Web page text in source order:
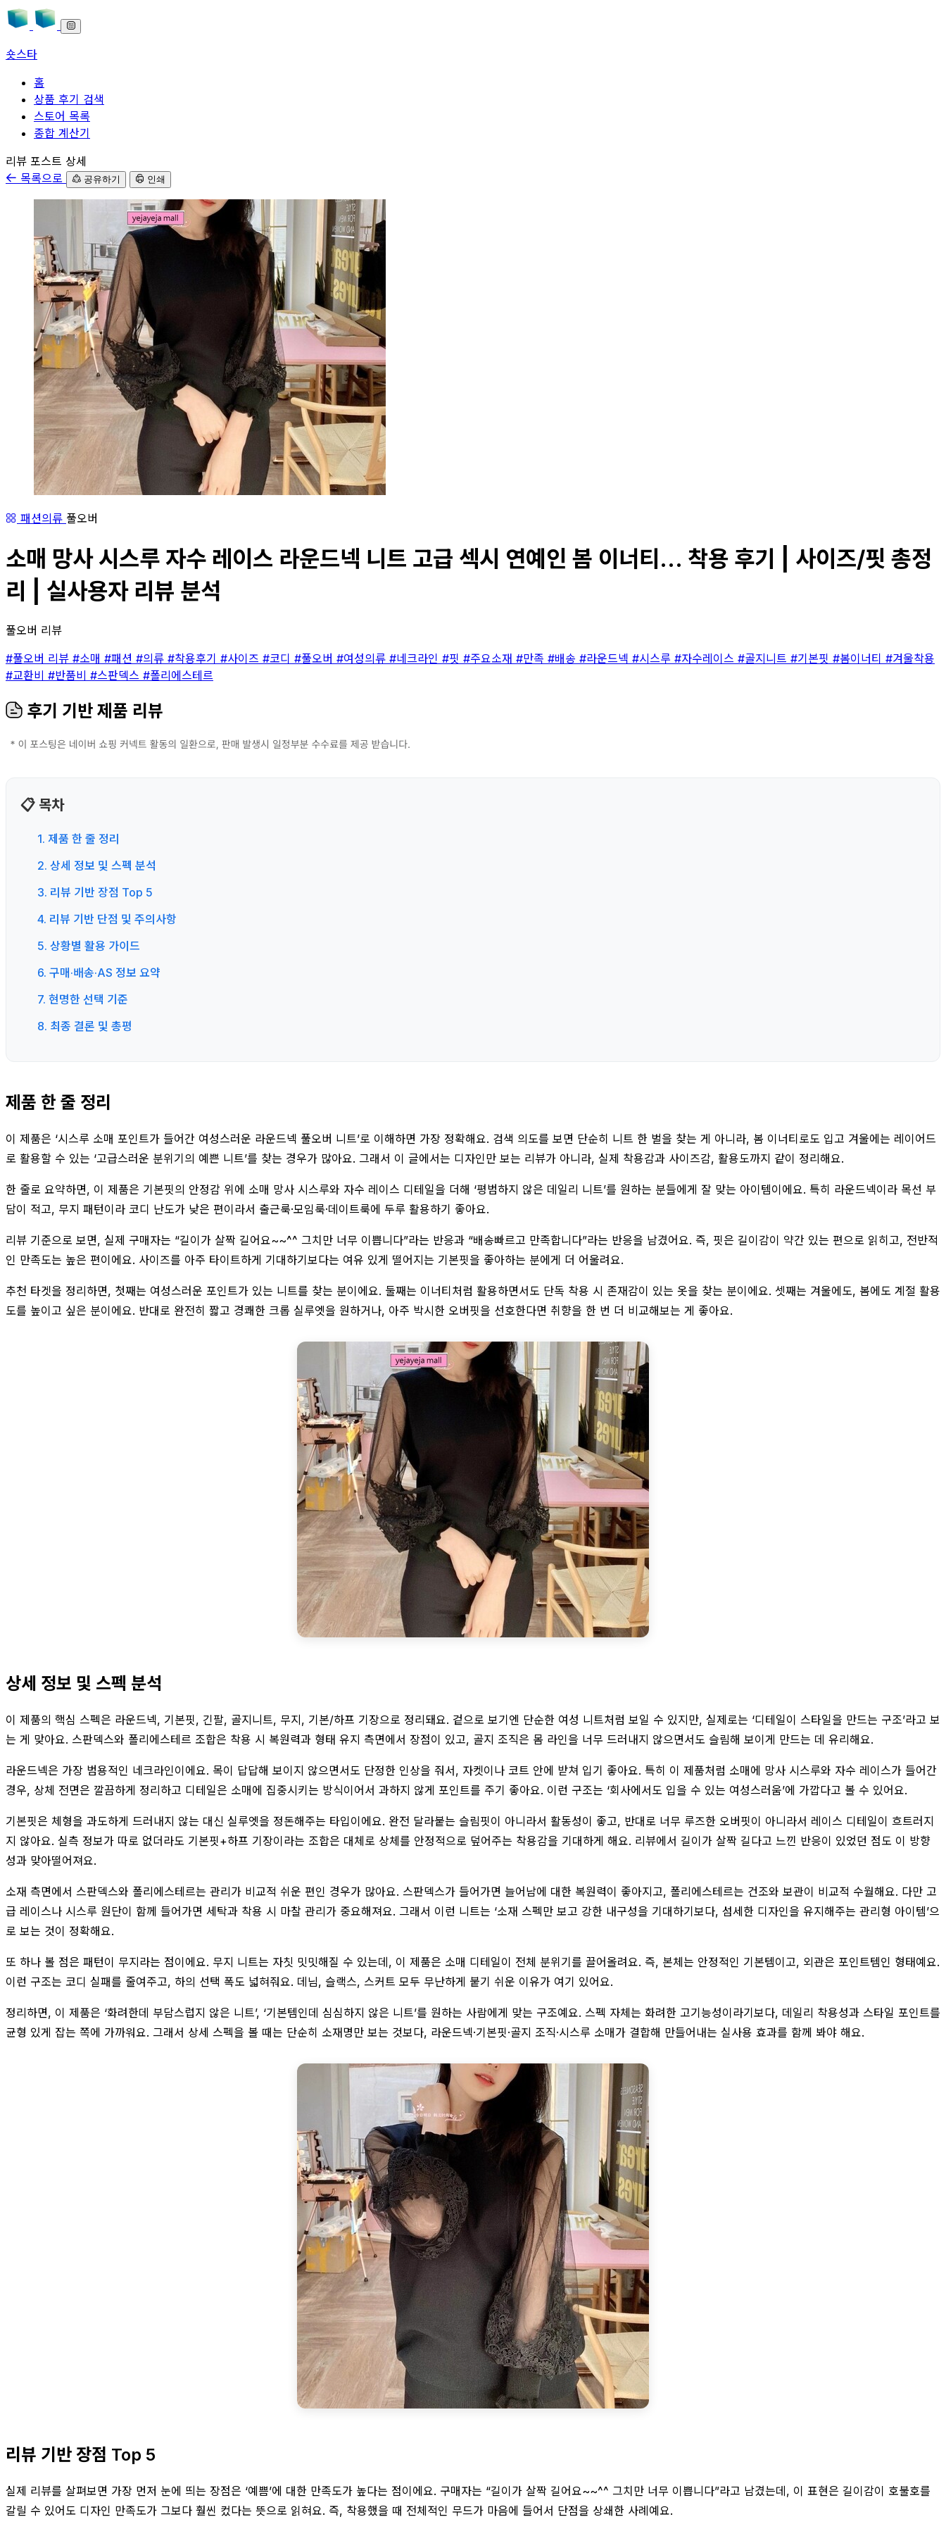
숏스타
홈
상품 후기 검색
스토어 목록
종합 계산기
본문으로 바로가기
리뷰 포스트 상세
목록으로
공유하기 인쇄
패션의류 풀오버
소매 망사 시스루 자수 레이스 라운드넥 니트 고급 섹시 연예인 봄 이너티... 착용 후기 | 사이즈/핏 총정
리 | 실사용자 리뷰 분석
풀오버 리뷰
#풀오버 리뷰 #소매 #패션 #의류 #착용후기 #사이즈 #코디 #풀오버 #여성의류 #네크라인 #핏 #주요소재 #만족 #배송 #라운드넥 #시스루 #자수레이스 #골지니트 #기본핏 #봄이너티 #겨울착용
#교환비 #반품비 #스판덱스 #폴리에스테르
후기 기반 제품 리뷰
📋 목차
1. 제품 한 줄 정리
2. 상세 정보 및 스펙 분석
3. 리뷰 기반 장점 Top 5
4. 리뷰 기반 단점 및 주의사항
5. 상황별 활용 가이드
6. 구매·배송·AS 정보 요약
7. 현명한 선택 기준
8. 최종 결론 및 총평
제품 한 줄 정리
이 제품은 ‘시스루 소매 포인트가 들어간 여성스러운 라운드넥 풀오버 니트’로 이해하면 가장 정확해요. 검색 의도를 보면 단순히 니트 한 벌을 찾는 게 아니라, 봄 이너티로도 입고 겨울에는 레이어드
로 활용할 수 있는 ‘고급스러운 분위기의 예쁜 니트’를 찾는 경우가 많아요. 그래서 이 글에서는 디자인만 보는 리뷰가 아니라, 실제 착용감과 사이즈감, 활용도까지 같이 정리해요.
한 줄로 요약하면, 이 제품은 기본핏의 안정감 위에 소매 망사 시스루와 자수 레이스 디테일을 더해 ‘평범하지 않은 데일리 니트’를 원하는 분들에게 잘 맞는 아이템이에요. 특히 라운드넥이라 목선 부
담이 적고, 무지 패턴이라 코디 난도가 낮은 편이라서 출근룩·모임룩·데이트룩에 두루 활용하기 좋아요.
리뷰 기준으로 보면, 실제 구매자는 “길이가 살짝 길어요~~^^ 그치만 너무 이쁩니다”라는 반응과 “배송빠르고 만족합니다”라는 반응을 남겼어요. 즉, 핏은 길이감이 약간 있는 편으로 읽히고, 전반적
인 만족도는 높은 편이에요. 사이즈를 아주 타이트하게 기대하기보다는 여유 있게 떨어지는 기본핏을 좋아하는 분에게 더 어울려요.
추천 타겟을 정리하면, 첫째는 여성스러운 포인트가 있는 니트를 찾는 분이에요. 둘째는 이너티처럼 활용하면서도 단독 착용 시 존재감이 있는 옷을 찾는 분이에요. 셋째는 겨울에도, 봄에도 계절 활용
도를 높이고 싶은 분이에요. 반대로 완전히 짧고 경쾌한 크롭 실루엣을 원하거나, 아주 박시한 오버핏을 선호한다면 취향을 한 번 더 비교해보는 게 좋아요.
상세 정보 및 스펙 분석
이 제품의 핵심 스펙은 라운드넥, 기본핏, 긴팔, 골지니트, 무지, 기본/하프 기장으로 정리돼요. 겉으로 보기엔 단순한 여성 니트처럼 보일 수 있지만, 실제로는 ‘디테일이 스타일을 만드는 구조’라고 보
는 게 맞아요. 스판덱스와 폴리에스테르 조합은 착용 시 복원력과 형태 유지 측면에서 장점이 있고, 골지 조직은 몸 라인을 너무 드러내지 않으면서도 슬림해 보이게 만드는 데 유리해요.
라운드넥은 가장 범용적인 네크라인이에요. 목이 답답해 보이지 않으면서도 단정한 인상을 줘서, 자켓이나 코트 안에 받쳐 입기 좋아요. 특히 이 제품처럼 소매에 망사 시스루와 자수 레이스가 들어간
경우, 상체 전면은 깔끔하게 정리하고 디테일은 소매에 집중시키는 방식이어서 과하지 않게 포인트를 주기 좋아요. 이런 구조는 ‘회사에서도 입을 수 있는 여성스러움’에 가깝다고 볼 수 있어요.
기본핏은 체형을 과도하게 드러내지 않는 대신 실루엣을 정돈해주는 타입이에요. 완전 달라붙는 슬림핏이 아니라서 활동성이 좋고, 반대로 너무 루즈한 오버핏이 아니라서 레이스 디테일이 흐트러지
지 않아요. 실측 정보가 따로 없더라도 기본핏+하프 기장이라는 조합은 대체로 상체를 안정적으로 덮어주는 착용감을 기대하게 해요. 리뷰에서 길이가 살짝 길다고 느낀 반응이 있었던 점도 이 방향
성과 맞아떨어져요.
소재 측면에서 스판덱스와 폴리에스테르는 관리가 비교적 쉬운 편인 경우가 많아요. 스판덱스가 들어가면 늘어남에 대한 복원력이 좋아지고, 폴리에스테르는 건조와 보관이 비교적 수월해요. 다만 고
급 레이스나 시스루 원단이 함께 들어가면 세탁과 착용 시 마찰 관리가 중요해져요. 그래서 이런 니트는 ‘소재 스펙만 보고 강한 내구성을 기대하기보다, 섬세한 디자인을 유지해주는 관리형 아이템’으
로 보는 것이 정확해요.
또 하나 볼 점은 패턴이 무지라는 점이에요. 무지 니트는 자칫 밋밋해질 수 있는데, 이 제품은 소매 디테일이 전체 분위기를 끌어올려요. 즉, 본체는 안정적인 기본템이고, 외관은 포인트템인 형태예요.
이런 구조는 코디 실패를 줄여주고, 하의 선택 폭도 넓혀줘요. 데님, 슬랙스, 스커트 모두 무난하게 붙기 쉬운 이유가 여기 있어요.
정리하면, 이 제품은 ‘화려한데 부담스럽지 않은 니트’, ‘기본템인데 심심하지 않은 니트’를 원하는 사람에게 맞는 구조예요. 스펙 자체는 화려한 고기능성이라기보다, 데일리 착용성과 스타일 포인트를
균형 있게 잡는 쪽에 가까워요. 그래서 상세 스펙을 볼 때는 단순히 소재명만 보는 것보다, 라운드넥·기본핏·골지 조직·시스루 소매가 결합해 만들어내는 실사용 효과를 함께 봐야 해요.
리뷰 기반 장점 Top 5
실제 리뷰를 살펴보면 가장 먼저 눈에 띄는 장점은 ‘예쁨’에 대한 만족도가 높다는 점이에요. 구매자는 “길이가 살짝 길어요~~^^ 그치만 너무 이쁩니다”라고 남겼는데, 이 표현은 길이감이 호불호를
갈릴 수 있어도 디자인 만족도가 그보다 훨씬 컸다는 뜻으로 읽혀요. 즉, 착용했을 때 전체적인 무드가 마음에 들어서 단점을 상쇄한 사례예요.